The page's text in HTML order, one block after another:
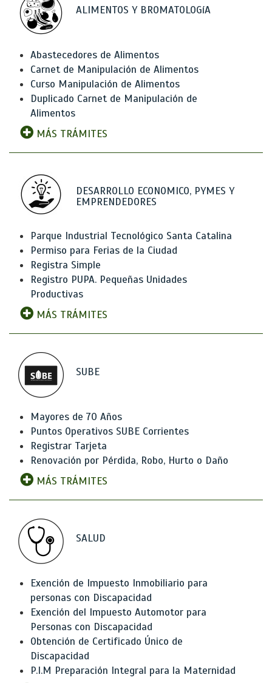
ALIMENTOS Y BROMATOLOGíA
Abastecedores de Alimentos
Carnet de Manipulación de Alimentos
Curso Manipulación de Alimentos
Duplicado Carnet de Manipulación de
Alimentos
MÁS TRÁMITES
DESARROLLO ECONOMICO, PYMES Y
EMPRENDEDORES
Parque Industrial Tecnológico Santa Catalina
Permiso para Ferias de la Ciudad
Registra Simple
Registro PUPA. Pequeñas Unidades
Productivas
MÁS TRÁMITES
SUBE
Mayores de 70 Años
Puntos Operativos SUBE Corrientes
Registrar Tarjeta
Renovación por Pérdida, Robo, Hurto o Daño
MÁS TRÁMITES
SALUD
Exención de Impuesto Inmobiliario para
personas con Discapacidad
Exención del Impuesto Automotor para
Personas con Discapacidad
Obtención de Certificado Único de
Discapacidad
P.I.M Preparación Integral para la Maternidad